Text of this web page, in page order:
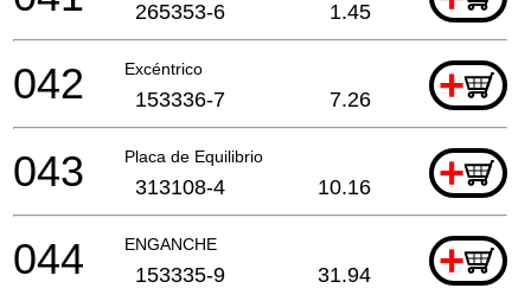
265353-6 1.45
Excéntrico +
042 153336-7 7.26
Placa de Equilibrio +
043 313108-4 10.16
ENGANCHE +
044 153335-9 31.94